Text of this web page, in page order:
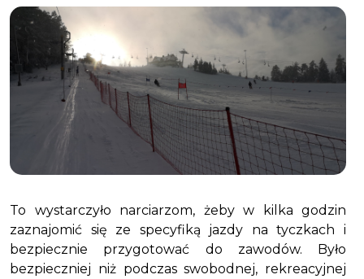
To wystarczyło narciarzom, żeby w kilka godzin
zaznajomić się ze specyfiką jazdy na tyczkach i
bezpiecznie przygotować do zawodów. Było
bezpieczniej niż podczas swobodnej, rekreacyjnej